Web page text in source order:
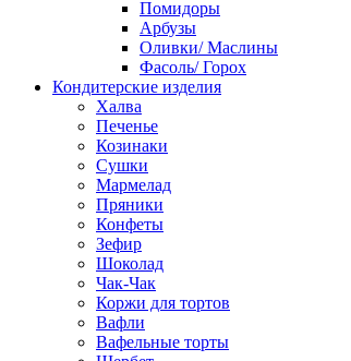
Помидоры
Арбузы
Оливки/ Маслины
Фасоль/ Горох
Кондитерские изделия
Халва
Печенье
Козинаки
Сушки
Мармелад
Пряники
Конфеты
Зефир
Шоколад
Чак-Чак
Коржи для тортов
Вафли
Вафельные торты